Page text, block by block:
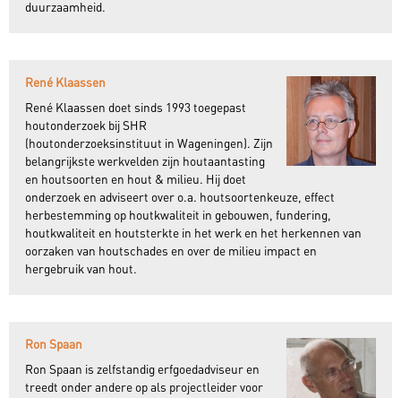
duurzaamheid.
René Klaassen
René Klaassen doet sinds 1993 toegepast
houtonderzoek bij SHR
(houtonderzoeksinstituut in Wageningen). Zijn
belangrijkste werkvelden zijn houtaantasting
en houtsoorten en hout & milieu. Hij doet
onderzoek en adviseert over o.a. houtsoortenkeuze, effect
herbestemming op houtkwaliteit in gebouwen, fundering,
houtkwaliteit en houtsterkte in het werk en het herkennen van
oorzaken van houtschades en over de milieu impact en
hergebruik van hout.
Ron Spaan
Ron Spaan is zelfstandig erfgoedadviseur en
treedt onder andere op als projectleider voor